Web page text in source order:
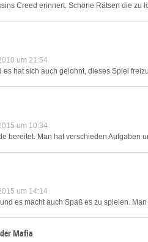
Creed erinnert. Schöne Rätsen die
um 21:54
es hat sich auch gelohnt, dieses Spiel
um 10:34
bereitet. Man hat verschieden Aufgaben
um 14:14
es macht auch Spaß es zu spielen.
Mafia